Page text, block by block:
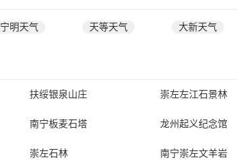
宁明天气 天等天气 大新天气
扶绥银泉山庄 崇左左江石景林
南宁板麦石塔 龙州起义纪念馆
崇左石林 南宁崇左文羊岩